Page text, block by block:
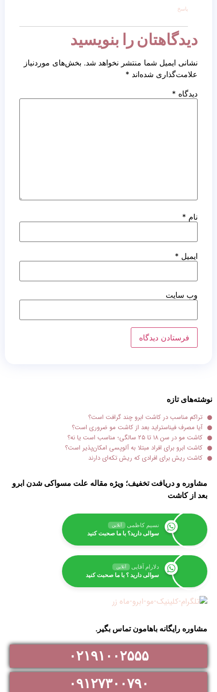
پاسخ
دیدگاهتان را بنویسید
نشانی ایمیل شما منتشر نخواهد شد. بخش‌های موردنیاز
علامت‌گذاری شده‌اند *
دیدگاه *
نام *
ایمیل *
وب‌ سایت
نوشته‌های تازه
تراکم مناسب در کاشت ابرو چند گرافت است؟
آیا مصرف فیناستراید بعد از کاشت مو ضروری است؟
کاشت مو در سن ۱۸ تا ۲۵ سالگی؛ مناسب است یا نه؟
کاشت ابرو برای افراد مبتلا به آلوپسی امکان‌پذیر است؟
کاشت ریش برای افرادی که ریش تکه‌ای دارند
مشاوره و دریافت تخفیف؛ ویژه مقاله علت مسواکی شدن ابرو
بعد از کاشت
نسیم کاظمی آنلاین
سوالی دارید؟ با ما صحبت کنید
دلارام آقایی آنلاین
سوالی دارید ؟ با ما صحبت کنید
مشاوره رایگانه باهامون تماس بگیر.
۰۲۱۹۱۰۰۲۵۵۵
۰۹۱۲۷۳۰۰۷۹۰